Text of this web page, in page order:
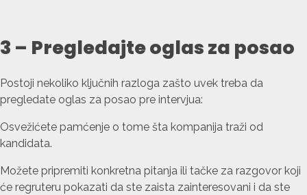
3 – Pregledajte oglas za posao
Postoji nekoliko ključnih razloga zašto uvek treba da
pregledate oglas za posao pre intervjua:
Osvežićete pamćenje o tome šta kompanija traži od
kandidata.
Možete pripremiti konkretna pitanja ili tačke za razgovor koji
će regruteru pokazati da ste zaista zainteresovani i da ste